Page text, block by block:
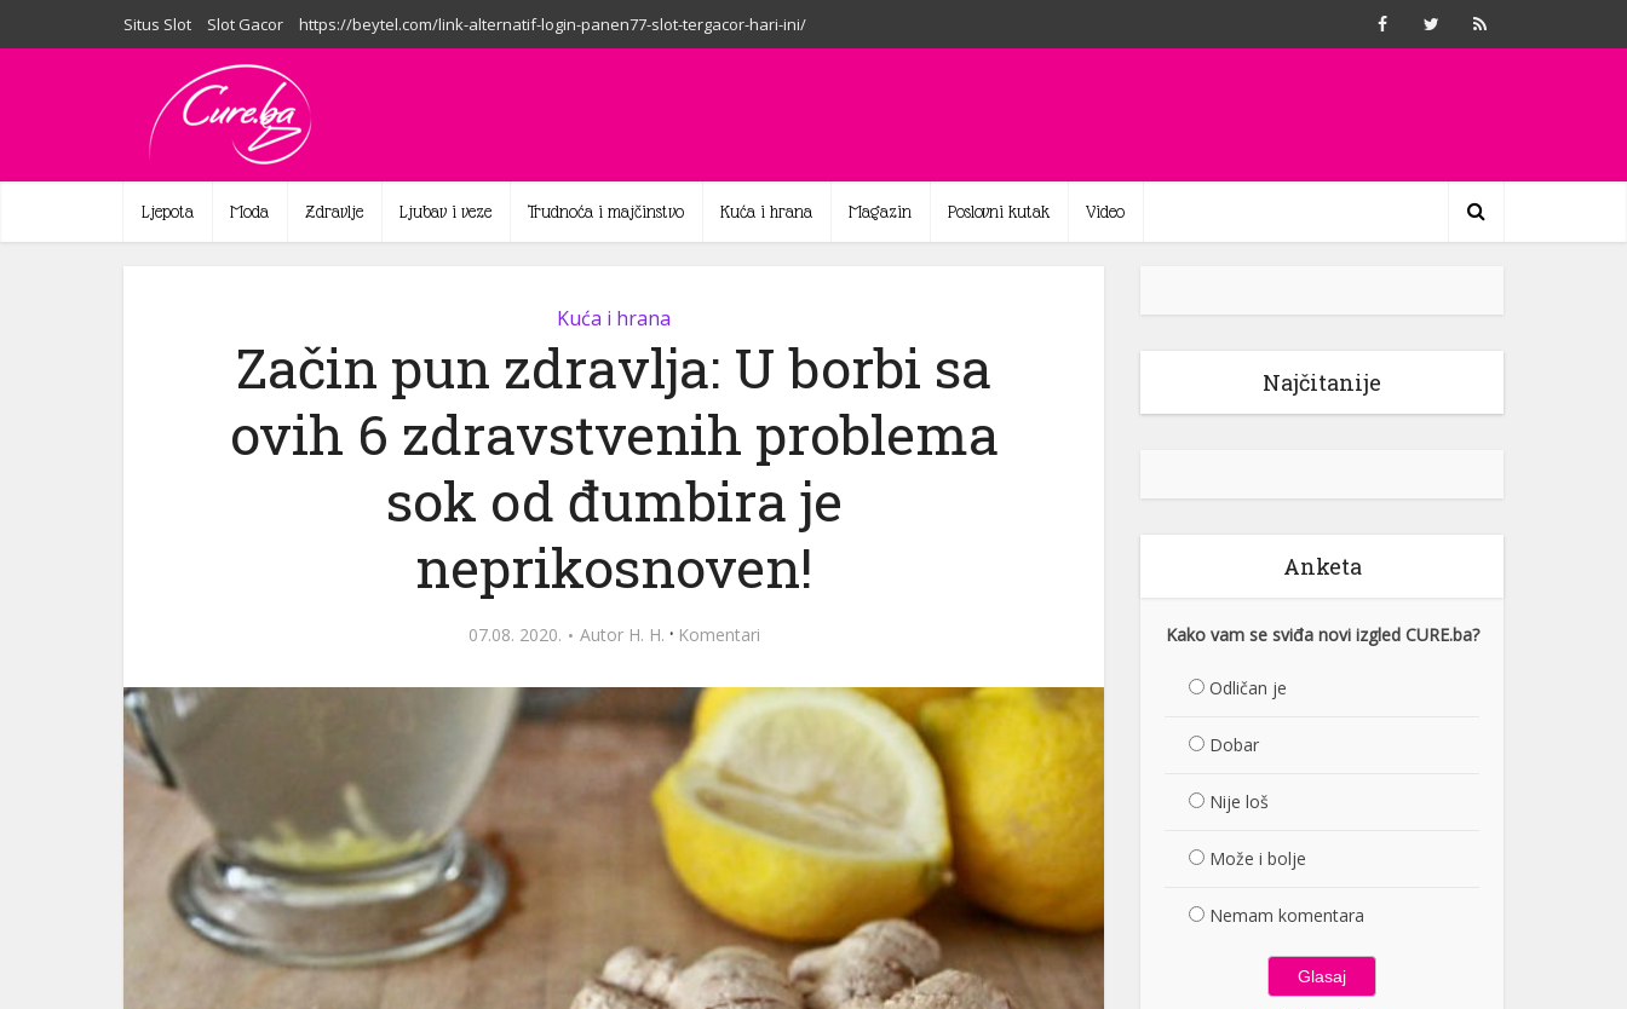
Situs Slot Slot Gacor https://beytel.com/link-alternatif-login-panen77-slot-tergacor-hari-ini/
Ljepota Moda Zdravlje Ljubav i veze Trudnoća i majčinstvo Kuća i hrana Magazin Poslovni kutak Video
Kuća i hrana
Začin pun zdravlja: U borbi sa
ovih 6 zdravstvenih problema
sok od đumbira je
neprikosnoven!
07.08. 2020. Autor H. H. · Komentari
Najčitanije
Anketa
Kako vam se sviđa novi izgled CURE.ba?
Odličan je
Dobar
Nije loš
Može i bolje
Nemam komentara